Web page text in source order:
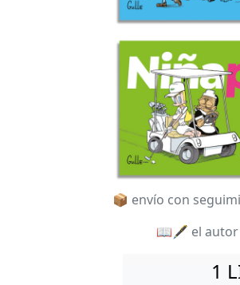
📦 envío con
📖🖋️ el autor
1